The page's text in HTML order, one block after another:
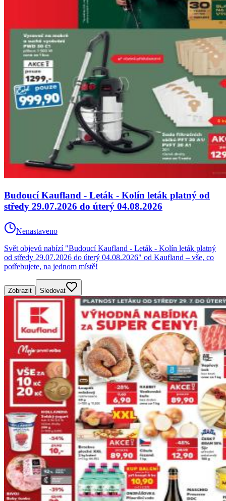
Budoucí Kaufland - Leták - Kolín leták platný od
středy 29.07.2026 do úterý 04.08.2026
Nenastaveno
Svět objevů nabízí "Budoucí Kaufland - Leták - Kolín leták platný
od středy 29.07.2026 do úterý 04.08.2026" od Kaufland – vše, co
potřebujete, na jednom místě!
Zobrazit Sledovat